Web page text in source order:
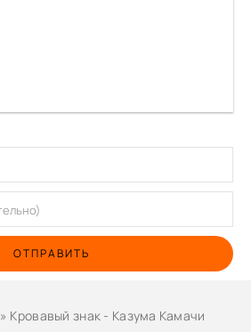
ОТПРАВИТЬ
» Кровавый знак - Казума Камачи